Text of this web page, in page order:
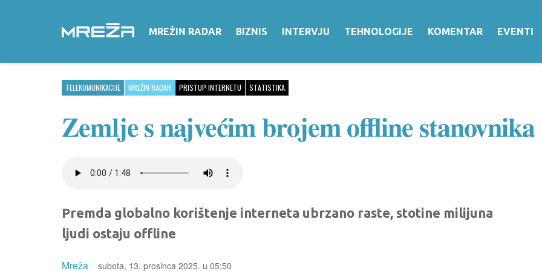
MREŽIN RADAR BIZNIS INTERVJU TEHNOLOGIJE KOMENTAR EVENTI
TELEKOMUNIKACIJE MREŽIN RADAR PRISTUP INTERNETU STATISTIKA
Zemlje s najvećim brojem offline stanovnika
Premda globalno korištenje interneta ubrzano raste, stotine milijuna
ljudi ostaju offline
Mreža subota, 13. prosinca 2025. u 05:50